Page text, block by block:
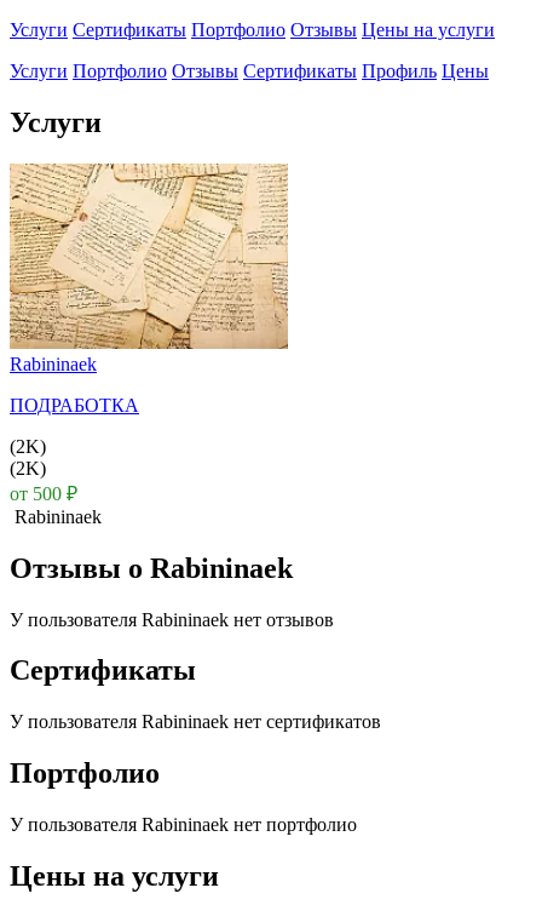
Услуги Сертификаты Портфолио Отзывы Цены на услуги
Услуги Портфолио Отзывы Сертификаты Профиль Цены
Услуги
Rabininaek
ПОДРАБОТКА
(2K)
(2K)
от 500 ₽
Rabininaek
Отзывы о Rabininaek
У пользователя Rabininaek нет отзывов
Сертификаты
У пользователя Rabininaek нет сертификатов
Портфолио
У пользователя Rabininaek нет портфолио
Цены на услуги